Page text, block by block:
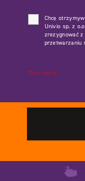
Chcę
Univio sp. z
zrezygnować
przetwarzaniu
*Wymagane